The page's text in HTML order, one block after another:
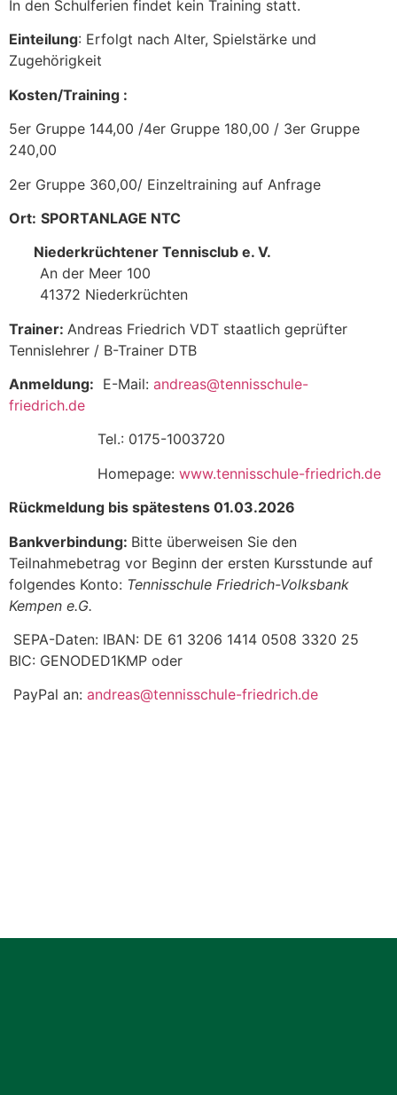
In den Schulferien findet kein Training statt.
Einteilung: Erfolgt nach Alter, Spielstärke und
Zugehörigkeit
Kosten/Training :
5er Gruppe 144,00 /4er Gruppe 180,00 / 3er Gruppe
240,00
2er Gruppe 360,00/ Einzeltraining auf Anfrage
Ort: SPORTANLAGE NTC
Niederkrüchtener Tennisclub e. V.
An der Meer 100
41372 Niederkrüchten
Trainer: Andreas Friedrich VDT staatlich geprüfter
Tennislehrer / B-Trainer DTB
Anmeldung: E-Mail: andreas@tennisschule-
friedrich.de
Tel.: 0175-1003720
Homepage: www.tennisschule-friedrich.de
Rückmeldung bis spätestens 01.03.2026
Bankverbindung: Bitte überweisen Sie den
Teilnahmebetrag vor Beginn der ersten Kursstunde auf
folgendes Konto: Tennisschule Friedrich-Volksbank
Kempen e.G.
SEPA-Daten: IBAN: DE 61 3206 1414 0508 3320 25
BIC: GENODED1KMP oder
PayPal an: andreas@tennisschule-friedrich.de